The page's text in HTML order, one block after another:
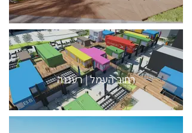
רחוב העמל | רעננה